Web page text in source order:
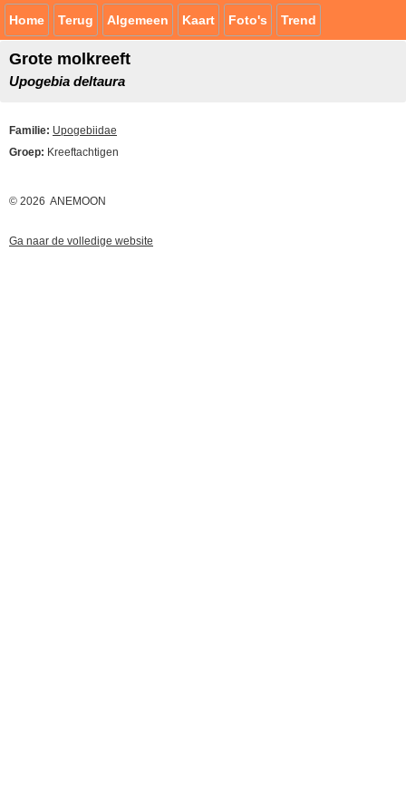
Home Terug Algemeen Kaart Foto's Trend
Grote molkreeft
Upogebia deltaura
Familie: Upogebiidae
Groep: Kreeftachtigen
© 2026 ANEMOON
Ga naar de volledige website